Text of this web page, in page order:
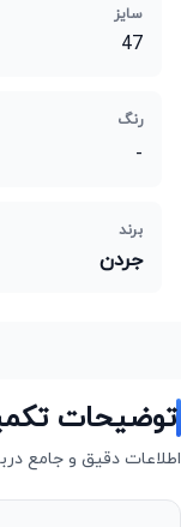
سایز
47
رنگ
-
برند
جردن
توضیحات
اطلاعات دقیق و جامع